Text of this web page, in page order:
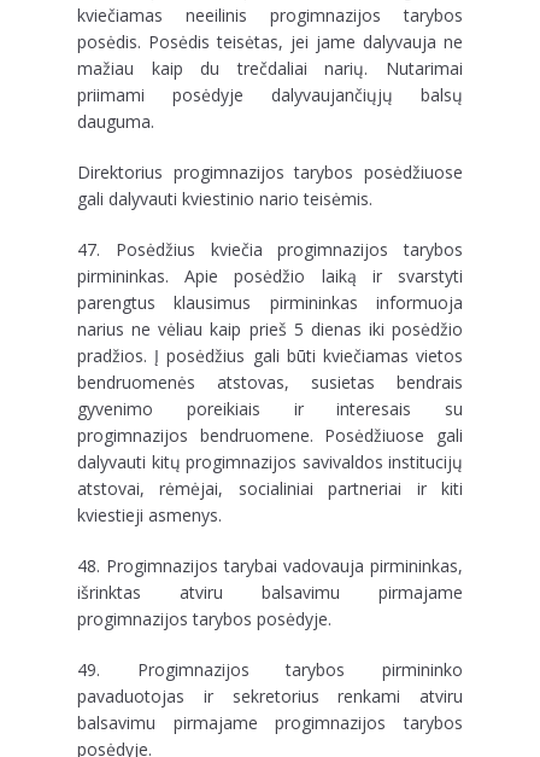
kviečiamas neeilinis progimnazijos tarybos
posėdis. Posėdis teisėtas, jei jame dalyvauja ne
mažiau kaip du trečdaliai narių. Nutarimai
priimami posėdyje dalyvaujančiųjų balsų
dauguma.
Direktorius progimnazijos tarybos posėdžiuose
gali dalyvauti kviestinio nario teisėmis.
47. Posėdžius kviečia progimnazijos tarybos
pirmininkas. Apie posėdžio laiką ir svarstyti
parengtus klausimus pirmininkas informuoja
narius ne vėliau kaip prieš 5 dienas iki posėdžio
pradžios. Į posėdžius gali būti kviečiamas vietos
bendruomenės atstovas, susietas bendrais
gyvenimo poreikiais ir interesais su
progimnazijos bendruomene. Posėdžiuose gali
dalyvauti kitų progimnazijos savivaldos institucijų
atstovai, rėmėjai, socialiniai partneriai ir kiti
kviestieji asmenys.
48. Progimnazijos tarybai vadovauja pirmininkas,
išrinktas atviru balsavimu pirmajame
progimnazijos tarybos posėdyje.
49. Progimnazijos tarybos pirmininko
pavaduotojas ir sekretorius renkami atviru
balsavimu pirmajame progimnazijos tarybos
posėdyje.